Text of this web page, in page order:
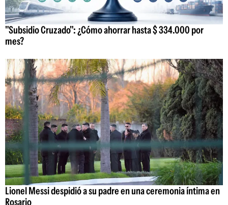
"Subsidio Cruzado": ¿Cómo ahorrar hasta $ 334.000 por
mes?
Lionel Messi despidió a su padre en una ceremonia íntima en
Rosario